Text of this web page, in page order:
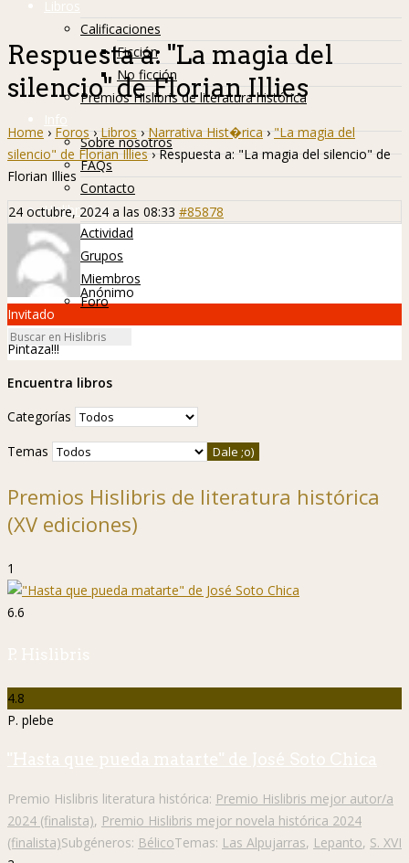
Libros
Calificaciones
Ficción
No ficción
Premios Hislibris de literatura histórica
Info
Sobre nosotros
FAQs
Contacto
Hislibreños
Actividad
Grupos
Miembros
Foro
Respuesta a: "La magia del
silencio" de Florian Illies
Home › Foros › Libros › Narrativa Hist�rica › "La magia del
silencio" de Florian Illies › Respuesta a: "La magia del silencio" de
Florian Illies
24 octubre, 2024 a las 08:33 #85878
Anónimo
Invitado
Pintaza!!!
Encuentra libros
Categorías
Temas
Premios Hislibris de literatura histórica
(XV ediciones)
1
6.6
P. Hislibris
4.8
P. plebe
"Hasta que pueda matarte" de José Soto Chica
Premio Hislibris literatura histórica: Premio Hislibris mejor autor/a
2024 (finalista), Premio Hislibris mejor novela histórica 2024
(finalista)Subgéneros: BélicoTemas: Las Alpujarras, Lepanto, S. XVI